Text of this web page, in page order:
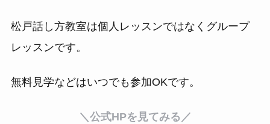
松戸話し方教室は個人レッスンではなくグループ
レッスンです。
無料見学などはいつでも参加OKです。
＼公式HPを見てみる／